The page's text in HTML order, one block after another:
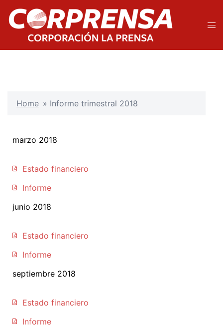
Home » Informe trimestral 2018
marzo 2018
Estado financiero
Informe
junio 2018
Estado financiero
Informe
septiembre 2018
Estado financiero
Informe